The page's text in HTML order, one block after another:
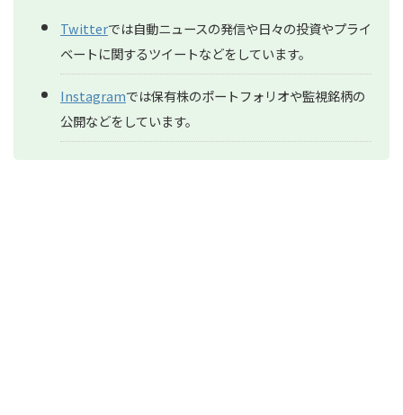
Twitterでは自動ニュースの発信や日々の投資やプライ
ベートに関するツイートなどをしています。
Instagramでは保有株のポートフォリオや監視銘柄の
公開などをしています。